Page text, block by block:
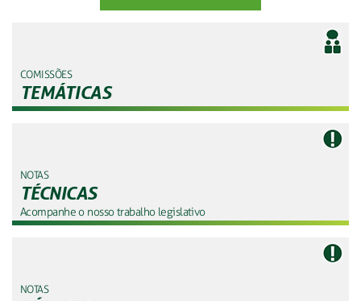
COMISSÕES
TEMÁTICAS
NOTAS
TÉCNICAS
Acompanhe o nosso trabalho legislativo
NOTAS